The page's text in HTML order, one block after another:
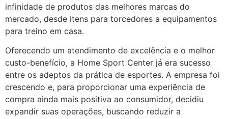
infinidade de produtos das melhores marcas do
mercado, desde itens para torcedores a equipamentos
para treino em casa.
Oferecendo um atendimento de excelência e o melhor
custo-benefício, a Home Sport Center já era sucesso
entre os adeptos da prática de esportes. A empresa foi
crescendo e, para proporcionar uma experiência de
compra ainda mais positiva ao consumidor, decidiu
expandir suas operações, buscando reduzir a